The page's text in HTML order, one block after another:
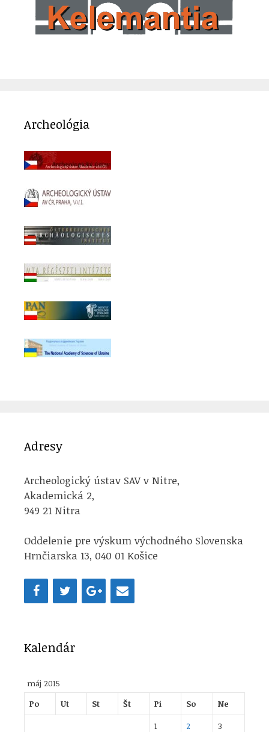
Archeológia
Adresy
Archeologický ústav SAV v Nitre,
Akademická 2,
949 21 Nitra
Oddelenie pre výskum východného Slovenska
Hrnčiarska 13, 040 01 Košice
Kalendár
máj 2015
Po
Ut St Št Pi So Ne
1 2
3